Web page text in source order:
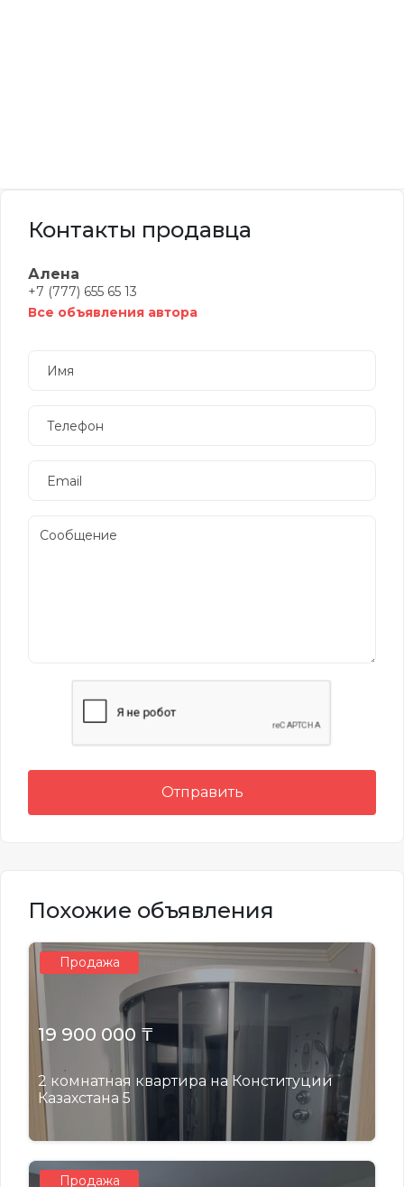
Контакты продавца
Алена
+7 (777) 655 65 13
Все объявления автора
Отправить
Похожие объявления
Продажа
19 900 000 ₸
2 комнатная квартира на Конституции
Казахстана 5
Продажа